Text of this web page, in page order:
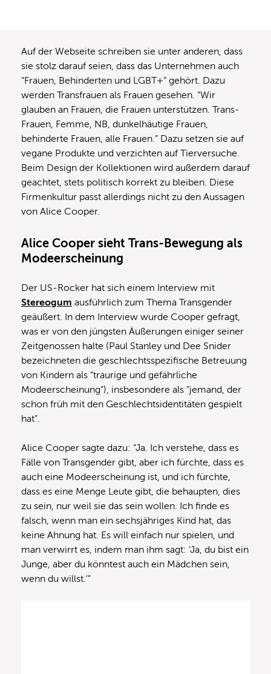
Auf der Webseite schreiben sie unter anderen, dass
sie stolz darauf seien, dass das Unternehmen auch
“Frauen, Behinderten und LGBT+” gehört. Dazu
werden Transfrauen als Frauen gesehen. “Wir
glauben an Frauen, die Frauen unterstützen. Trans-
Frauen, Femme, NB, dunkelhäutige Frauen,
behinderte Frauen, alle Frauen.” Dazu setzen sie auf
vegane Produkte und verzichten auf Tierversuche.
Beim Design der Kollektionen wird außerdem darauf
geachtet, stets politisch korrekt zu bleiben. Diese
Firmenkultur passt allerdings nicht zu den Aussagen
von Alice Cooper.
Alice Cooper sieht Trans-Bewegung als
Modeerscheinung
Der US-Rocker hat sich einem Interview mit
Stereogum ausführlich zum Thema Transgender
geäußert. In dem Interview wurde Cooper gefragt,
was er von den jüngsten Äußerungen einiger seiner
Zeitgenossen halte (Paul Stanley und Dee Snider
bezeichneten die geschlechtsspezifische Betreuung
von Kindern als “traurige und gefährliche
Modeerscheinung”), insbesondere als “jemand, der
schon früh mit den Geschlechtsidentitäten gespielt
hat”.
Alice Cooper sagte dazu: “Ja. Ich verstehe, dass es
Fälle von Transgender gibt, aber ich fürchte, dass es
auch eine Modeerscheinung ist, und ich fürchte,
dass es eine Menge Leute gibt, die behaupten, dies
zu sein, nur weil sie das sein wollen. Ich finde es
falsch, wenn man ein sechsjähriges Kind hat, das
keine Ahnung hat. Es will einfach nur spielen, und
man verwirrt es, indem man ihm sagt: ‘Ja, du bist ein
Junge, aber du könntest auch ein Mädchen sein,
wenn du willst.'”